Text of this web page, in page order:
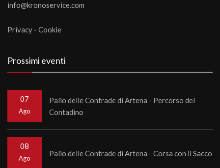
info@kronoservice.com
Privacy - Cookie
Prossimi eventi
07
Ago
Palio delle Contrade di Artena - Percorso del
Contadino
08
Ago
Palio delle Contrade di Artena - Corsa con il Sacco